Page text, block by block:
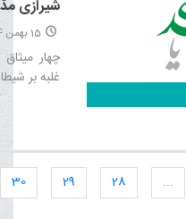
شیرازی
15 بهمن 1404
چهار
غلبه بر
...
28
29
30